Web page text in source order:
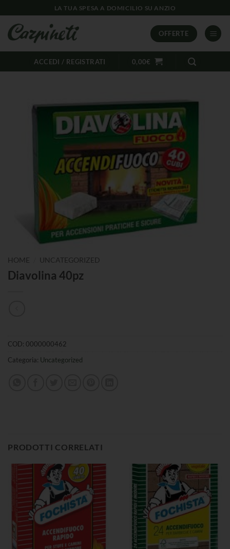
LA TUA SPESA A DOMICILIO SU ANZIO
OFFERTE
ACCEDI / REGISTRATI 0,00€
HOME UNCATEGORIZED
Diavolina 40pz
COD: 0000000462
Categoria: Uncategorized
PRODOTTI CORRELATI